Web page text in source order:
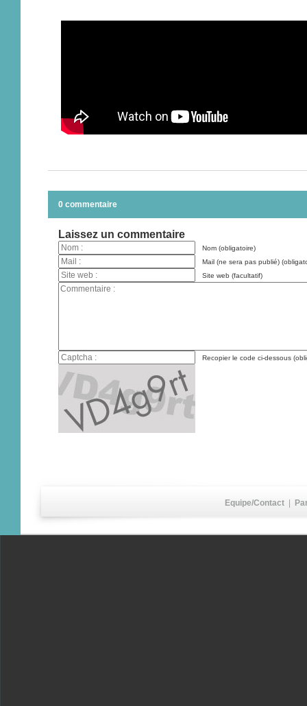
0 commentaire
Laissez un commentaire
Nom (obligatoire)
Mail (ne sera pas publié)
Site web (facultatif)
Recopier le code ci-dessous
Equipe/Contact